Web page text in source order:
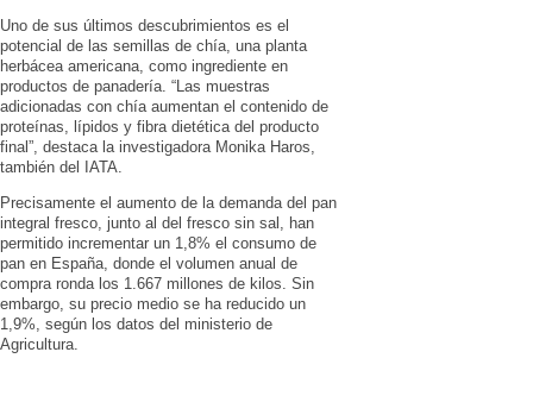
Uno de sus últimos descubrimientos es el
potencial de las semillas de chía, una planta
herbácea americana, como ingrediente en
productos de panadería. “Las muestras
adicionadas con chía aumentan el contenido de
proteínas, lípidos y fibra dietética del producto
final”, destaca la investigadora Monika Haros,
también del IATA.
Precisamente el aumento de la demanda del pan
integral fresco, junto al del fresco sin sal, han
permitido incrementar un 1,8% el consumo de
pan en España, donde el volumen anual de
compra ronda los 1.667 millones de kilos. Sin
embargo, su precio medio se ha reducido un
1,9%, según los datos del ministerio de
Agricultura.